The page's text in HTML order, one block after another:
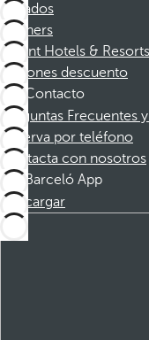
Afiliados
Partners
Dorint Hotels & Resorts
Cupones descuento
Contacto
Preguntas Frecuentes
Reserva por teléfono
Contacta con nosotros
Barceló App
Descargar